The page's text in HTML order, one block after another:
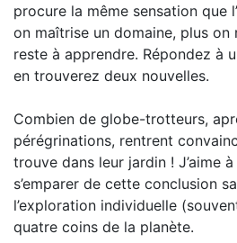
procure la même sensation que
on maîtrise un domaine, plus on
reste à apprendre. Répondez à
en trouverez deux nouvelles.
Combien de globe-trotteurs,
pérégrinations, rentrent
trouve dans leur jardin ! J’aime
s’emparer de cette conclusion
l’exploration individuelle
quatre coins de la planète.